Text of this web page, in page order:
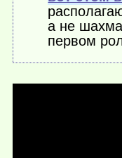
а не
первом